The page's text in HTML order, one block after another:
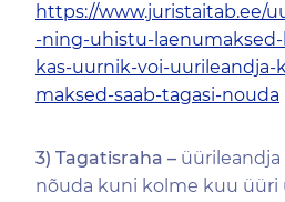
https://www.juristaitab.ee/
-ning-uhistu-
kas-uurnik-voi-
maksed-saab-tagasi-nouda
3) Tagatisraha – üürileandja
nõuda kuni kolme kuu üüri